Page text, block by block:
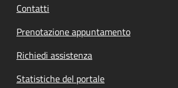
Contatti
Prenotazione appuntamento
Richiedi assistenza
Statistiche del portale